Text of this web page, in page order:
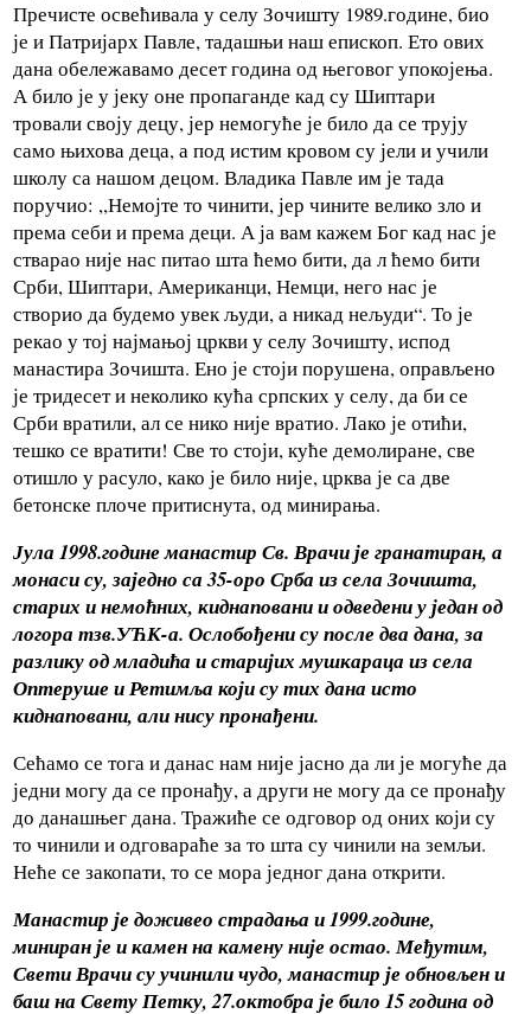
Пречисте освећивала у селу Зочишту 1989.године, био
је и Патријарх Павле, тадашњи наш епископ. Ето ових
дана обележавамо десет година од његовог упокојења.
А било је у јеку оне пропаганде кад су Шиптари
тровали своју децу, јер немогуће је било да се трују
само њихова деца, а под истим кровом су јели и учили
школу са нашом децом. Владика Павле им је тада
поручио: ,,Немојте то чинити, јер чините велико зло и
према себи и према деци. А ја вам кажем Бог кад нас је
стварао није нас питао шта ћемо бити, да л ћемо бити
Срби, Шиптари, Американци, Немци, него нас је
створио да будемо увек људи, а никад нељуди“. То је
рекао у тој најмањој цркви у селу Зочишту, испод
манастира Зочишта. Ено је стоји порушена, оправљено
је тридесет и неколико кућа српских у селу, да би се
Срби вратили, ал се нико није вратио. Лако је отићи,
тешко се вратити! Све то стоји, куће демолиране, све
отишло у расуло, како је било није, црква је са две
бетонске плоче притиснута, од минирања.
Јула 1998.године манастир Св. Врачи је гранатиран, а
монаси су, заједно са 35-оро Срба из села Зочишта,
старих и немоћних, киднаповани и одведени у један од
логора тзв.УЋК-а. Ослобођени су после два дана, за
разлику од младића и старијих мушкараца из села
Оптеруше и Ретимља који су тих дана исто
киднаповани, али нису пронађени.
Сећамо се тога и данас нам није јасно да ли је могуће да
једни могу да се пронађу, а други не могу да се пронађу
до данашњег дана. Тражиће се одговор од оних који су
то чинили и одговараће за то шта су чинили на земљи.
Неће се закопати, то се мора једног дана открити.
Манастир је доживео страдања и 1999.године,
миниран је и камен на камену није остао. Међутим,
Свети Врачи су учинили чудо, манастир је обновљен и
баш на Свету Петку, 27.октобра је било 15 година од